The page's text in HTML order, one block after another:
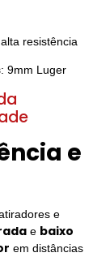
resistência
: 9mm Luger
e
e
e baixo
em distâncias